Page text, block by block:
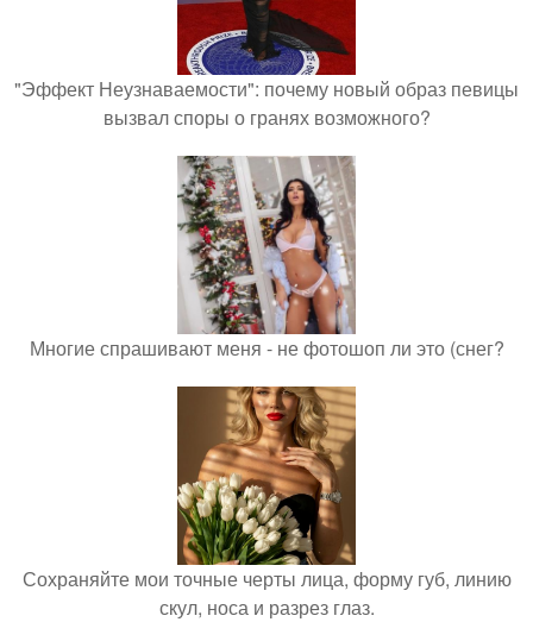
"Эффект Неузнаваемости": почему новый образ певицы
вызвал споры о гранях возможного?
Многие спрашивают меня - не фотошоп ли это (снег?
Сохраняйте мои точные черты лица, форму губ, линию
скул, носа и разрез глаз.